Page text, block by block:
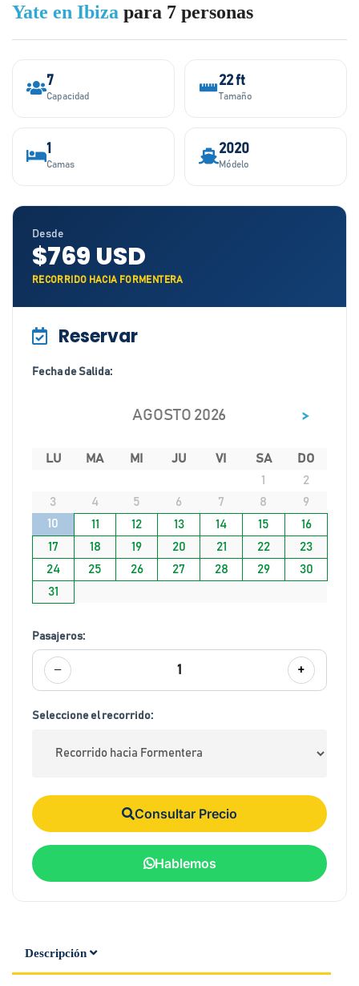
Yate en Ibiza para 7 personas
7
Capacidad
22 ft
Tamaño
1
Camas
2020
Módelo
Desde
$769 USD
RECORRIDO HACIA FORMENTERA
Reservar
Fecha de Salida:
AGOSTO 2026 >
LU MA MI JU VI SA
DO
1
2
3
4 5 6 7 8
9
10
11 12 13 14 15
16
17
18 19 20 21 22
23
24
25 26 27 28 29
30
31
Pasajeros:
− 1 +
Seleccione el recorrido:
Consultar Precio
Hablemos
Descripción